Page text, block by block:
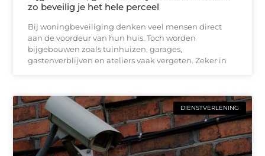
zo beveilig je het hele perceel
Bij woningbeveiliging denken veel mensen direct
aan de voordeur van hun huis. Toch worden
bijgebouwen zoals tuinhuizen, garages,
gastenverblijven en ateliers vaak vergeten. Zeker in
DIENSTVERLENING